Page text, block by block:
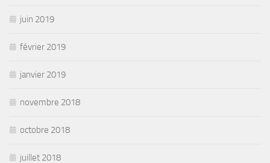
juin 2019
février 2019
janvier 2019
novembre 2018
octobre 2018
juillet 2018